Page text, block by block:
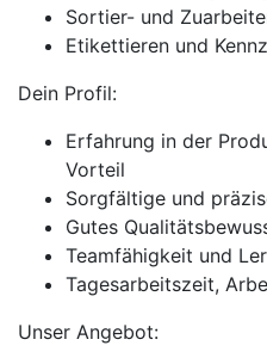
Sortier- und
Etikettieren und
Dein Profil:
Erfahrung in der
Vorteil
Sorgfältige und
Gutes
Teamfähigkeit und
Tagesarbeitszeit,
Unser Angebot: